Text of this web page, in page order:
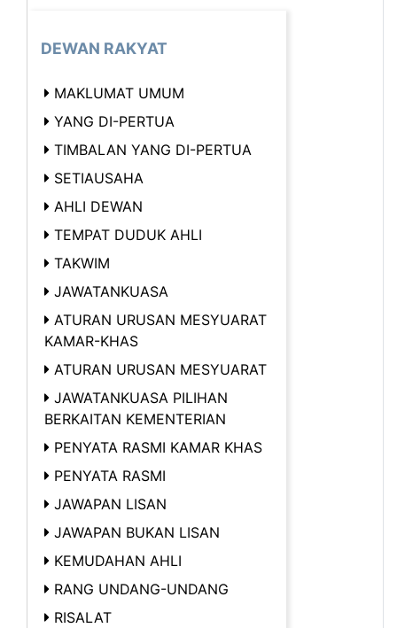
DEWAN RAKYAT
MAKLUMAT UMUM
YANG DI-PERTUA
TIMBALAN YANG DI-PERTUA
SETIAUSAHA
AHLI DEWAN
TEMPAT DUDUK AHLI
TAKWIM
JAWATANKUASA
ATURAN URUSAN MESYUARAT
KAMAR-KHAS
ATURAN URUSAN MESYUARAT
JAWATANKUASA PILIHAN
BERKAITAN KEMENTERIAN
PENYATA RASMI KAMAR KHAS
PENYATA RASMI
JAWAPAN LISAN
JAWAPAN BUKAN LISAN
KEMUDAHAN AHLI
RANG UNDANG-UNDANG
RISALAT